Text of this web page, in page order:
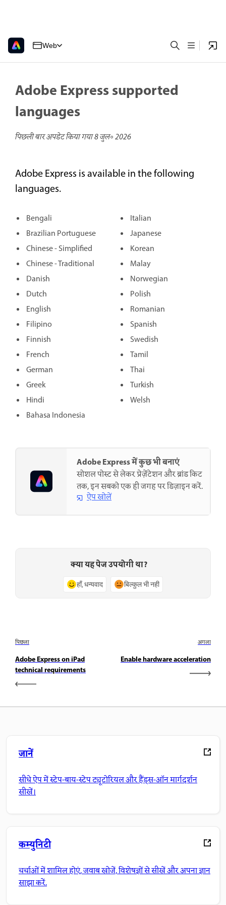
Web
Adobe Express supported
languages
पिछली बार अपडेट किया गया8 जुल॰ 2026
Adobe Express is available in the following
languages.
Bengali
Brazilian Portuguese
Chinese - Simplified
Chinese - Traditional
Danish
Dutch
English
Filipino
Finnish
French
German
Greek
Hindi
Bahasa Indonesia
Italian
Japanese
Korean
Malay
Norwegian
Polish
Romanian
Spanish
Swedish
Tamil
Thai
Turkish
Welsh
Adobe Express में कुछ भी बनाएं
सोशल पोस्ट से लेकर प्रेज़ेंटेशन और ब्रांड किट
तक, इन सबको एक ही जगह पर डिज़ाइन करें.
ऐप खोलें
क्या यह पेज उपयोगी था?
हाँ, धन्यवाद बिल्कुल भी नहीं
पिछला
Adobe Express on iPad
technical requirements
अगला
Enable hardware acceleration
जानें
सीधे ऐप में स्टेप-बाय-स्टेप ट्यूटोरियल और हैंड्स-ऑन मार्गदर्शन
सीखें।
कम्युनिटी
चर्चाओं में शामिल होएं, जवाब खोजें, विशेषज्ञों से सीखें और अपना ज्ञान
साझा करें.